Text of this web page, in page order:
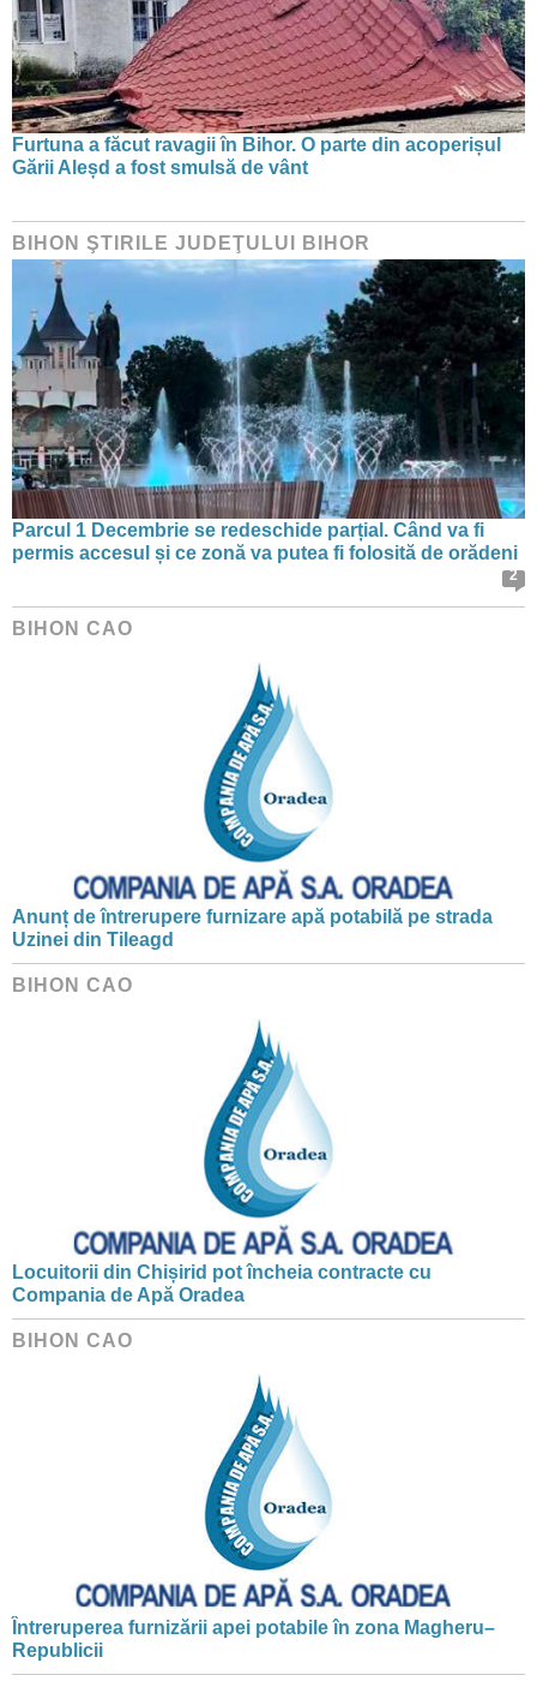
Furtuna a făcut ravagii în Bihor. O parte din acoperișul
Gării Aleșd a fost smulsă de vânt
BIHON ŞTIRILE JUDEŢULUI BIHOR
Parcul 1 Decembrie se redeschide parțial. Când va fi
permis accesul și ce zonă va putea fi folosită de orădeni
2
BIHON CAO
Anunț de întrerupere furnizare apă potabilă pe strada
Uzinei din Tileagd
BIHON CAO
Locuitorii din Chișirid pot încheia contracte cu
Compania de Apă Oradea
BIHON CAO
Întreruperea furnizării apei potabile în zona Magheru–
Republicii